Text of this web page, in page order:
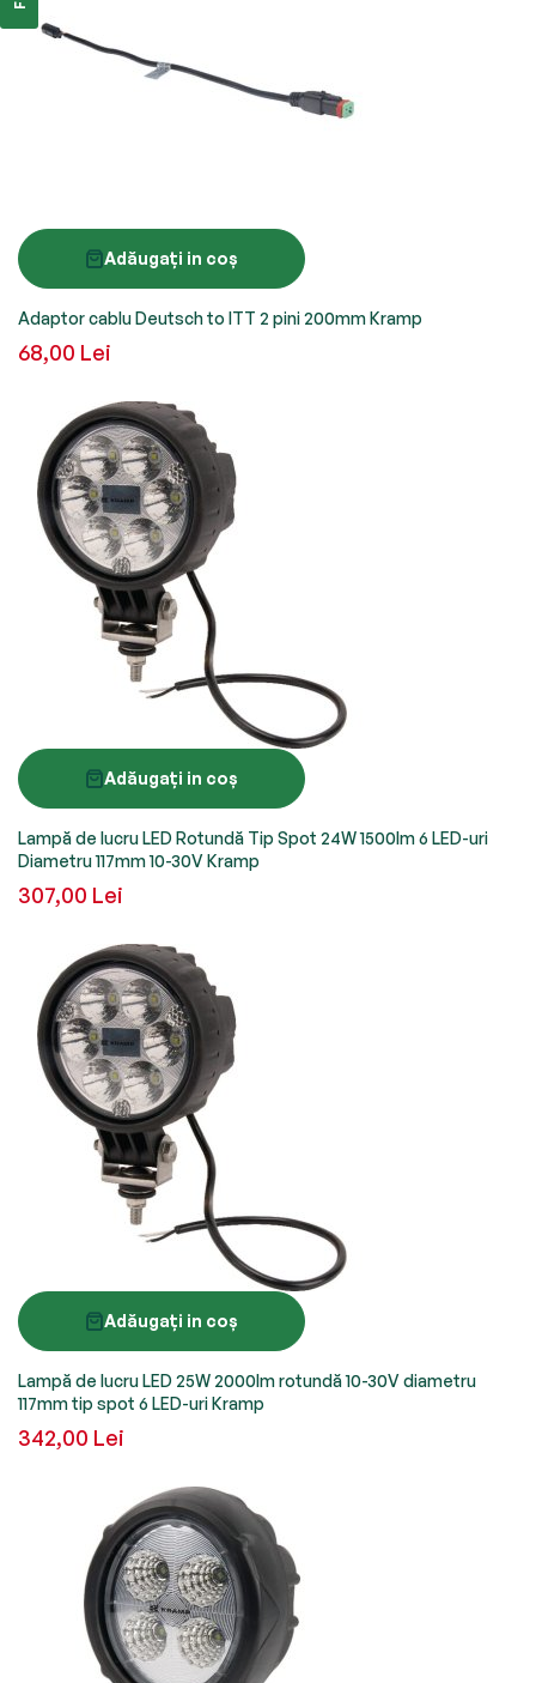
Adăugați in coș
Adaptor cablu Deutsch to ITT 2 pini 200mm Kramp
68,00 Lei
Adăugați in coș
Lampă de lucru LED Rotundă Tip Spot 24W 1500lm 6 LED-uri
Diametru 117mm 10-30V Kramp
307,00 Lei
Adăugați in coș
Lampă de lucru LED 25W 2000lm rotundă 10-30V diametru
117mm tip spot 6 LED-uri Kramp
342,00 Lei